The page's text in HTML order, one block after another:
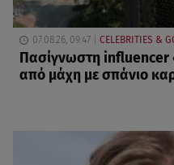
07.08.26, 09:47 CELEBRITIES &
Πασίγνωστη influencer
από μάχη με σπάνιο